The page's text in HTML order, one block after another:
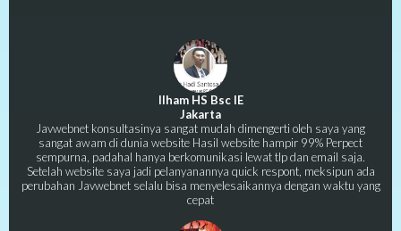
Ilham HS Bsc IE
Jakarta
Javwebnet konsultasinya sangat mudah dimengerti oleh saya yang
sangat awam di dunia website Hasil website hampir 99% Perpect
sempurna, padahal hanya berkomunikasi lewat tlp dan email saja.
Setelah website saya jadi pelanyanannya quick respont, meksipun ada
perubahan Javwebnet selalu bisa menyelesaikannya dengan waktu yang
cepat